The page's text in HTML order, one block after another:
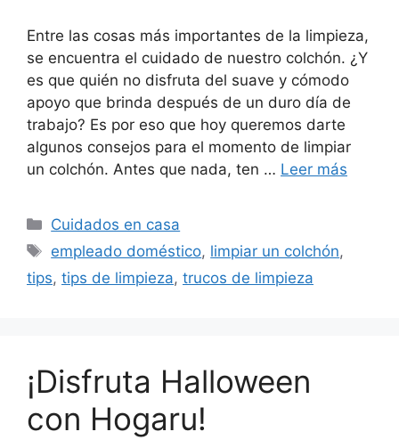
Entre las cosas más importantes de la limpieza,
se encuentra el cuidado de nuestro colchón. ¿Y
es que quién no disfruta del suave y cómodo
apoyo que brinda después de un duro día de
trabajo? Es por eso que hoy queremos darte
algunos consejos para el momento de limpiar
un colchón. Antes que nada, ten … Leer más
Categorías
Cuidados en casa
Etiquetas
empleado doméstico, limpiar un colchón,
tips, tips de limpieza, trucos de limpieza
¡Disfruta Halloween
con Hogaru!